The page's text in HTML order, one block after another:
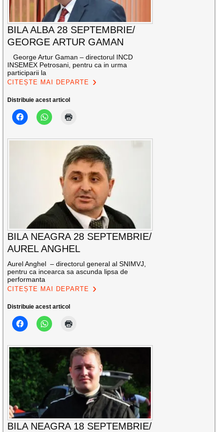
BILA ALBA 28 SEPTEMBRIE/
GEORGE ARTUR GAMAN
George Artur Gaman – directorul INCD
INSEMEX Petrosani, pentru ca in urma
participarii la
CITEȘTE MAI DEPARTE
Distribuie acest articol
BILA NEAGRA 28 SEPTEMBRIE/
AUREL ANGHEL
Aurel Anghel – directorul general al SNIMVJ,
pentru ca incearca sa ascunda lipsa de
performanta
CITEȘTE MAI DEPARTE
Distribuie acest articol
BILA NEAGRA 18 SEPTEMBRIE/